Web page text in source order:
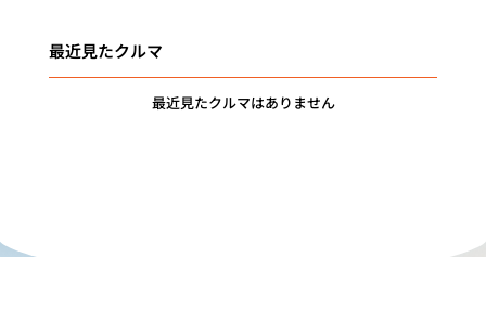
最近見たクルマ
最近見たクルマはありません